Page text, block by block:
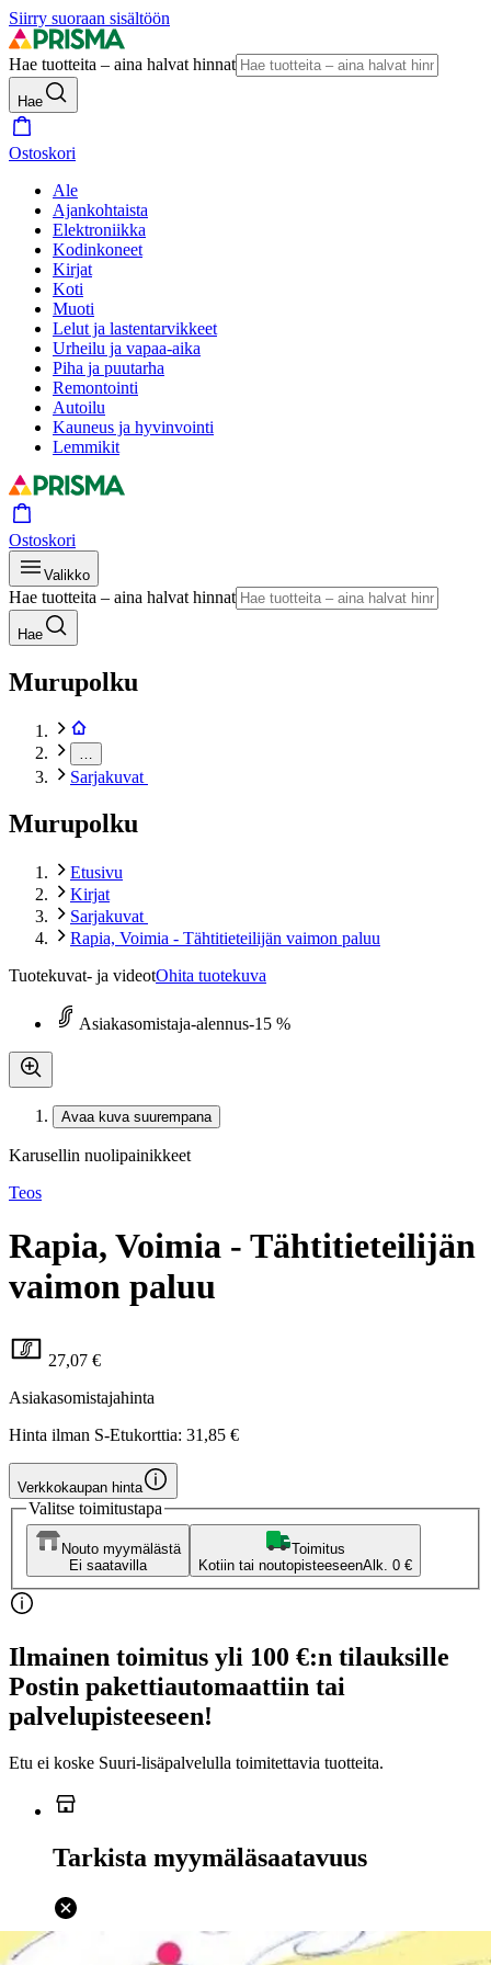
Siirry suoraan sisältöön
Hae tuotteita – aina halvat hinnat
Hae
Ostoskori
Ale
Ajankohtaista
Elektroniikka
Kodinkoneet
Kirjat
Koti
Muoti
Lelut ja lastentarvikkeet
Urheilu ja vapaa-aika
Piha ja puutarha
Remontointi
Autoilu
Kauneus ja hyvinvointi
Lemmikit
Ostoskori
Valikko
Hae tuotteita – aina halvat hinnat
Hae
Murupolku
Sarjakuvat
Murupolku
Etusivu
Kirjat
Sarjakuvat
Rapia, Voimia - Tähtitieteilijän vaimon paluu
Tuotekuvat- ja videotOhita tuotekuva
Asiakasomistaja-alennus-15 %
Avaa kuva suurempana
Karusellin nuolipainikkeet
Teos
Rapia, Voimia - Tähtitieteilijän
vaimon paluu
27,07 €
Asiakasomistajahinta
Hinta ilman S-Etukorttia: 31,85 €
Verkkokaupan hinta
Valitse toimitustapa
Nouto myymälästä
Ei saatavilla
Toimitus
Kotiin tai noutopisteeseenAlk. 0 €
Ilmainen toimitus yli 100 €:n tilauksille
Postin pakettiautomaattiin tai
palvelupisteeseen!
Etu ei koske Suuri‑lisäpalvelulla toimitettavia tuotteita.
Tarkista myymäläsaatavuus